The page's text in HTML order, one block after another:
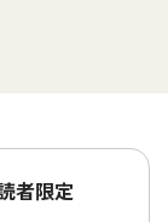
者限定